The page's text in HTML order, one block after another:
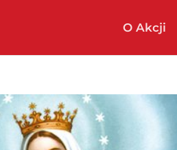
O Akcji